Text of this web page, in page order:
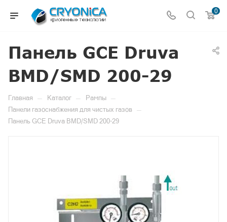
0
Панель GCE Druva
BMD/SMD 200-29
Главная — Каталог — Рампы —
Панели газоснабжения для чистых газов —
Панель GCE Druva BMD/SMD 200-29